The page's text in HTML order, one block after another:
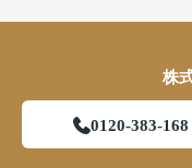
株
0120-383-168